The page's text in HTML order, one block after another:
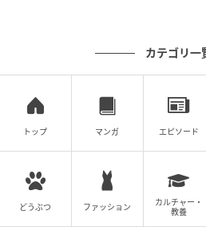
索、おでかけ情報、離
の記事をもっとみる
カテゴリ一
トップ マンガ エピソード
どうぶつ ファッション
カルチャー・
教養